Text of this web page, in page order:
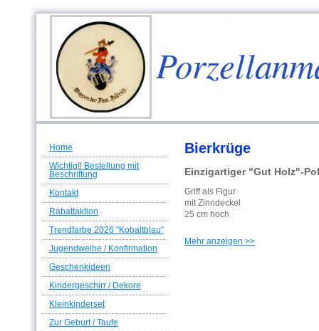
Home
Wichtig!! Bestellung mit
Beschriftung
Kontakt
Rabattaktion
Trendfarbe 2026 "Kobaltblau"
Jugendweihe / Konfirmation
Geschenkideen
Kindergeschirr / Dekore
Kleinkinderset
Zur Geburt / Taufe
Bierkrüge
Einzigartiger "Gut Holz"-
Griff als Figur
mit Zinndeckel
25 cm hoch
Mehr anzeigen >>